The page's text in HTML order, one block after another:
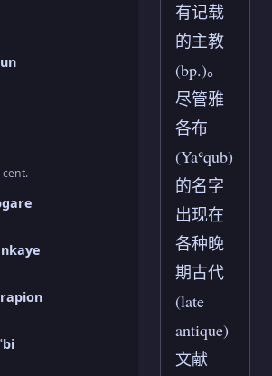
有记载
的主教
(bp.)。
尽管雅
各布
(Yaʿqub)
的名字
出现在
各种晚
期古代
(late
antique)
文献